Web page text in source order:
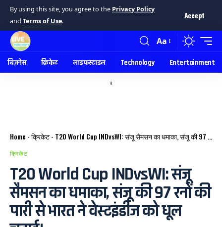
By using this site, you agree to the Privacy Policy
and Terms of Use.
Accept
Aa
बिज़नेस क्रिकेट लाइफस्टाइल Technology Entertainment
a
Home -क्रिकेट- T20 World Cup INDvsWI: संजू सैमसन का धमाका, संजू की 97 रनों की पारी से भारत ने वेस्टइंडीज को धूल चटाई।
क्रिकेट
T20 World Cup INDvsWI: संजू
सैमसन का धमाका, संजू की 97 रनों की
पारी से भारत ने वेस्टइंडीज को धूल